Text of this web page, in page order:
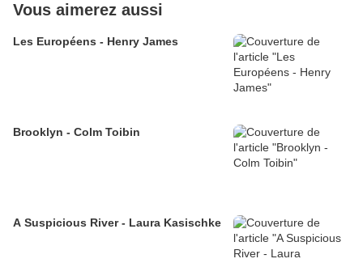
Vous aimerez aussi
Les Européens - Henry James
Brooklyn - Colm Toibin
A Suspicious River - Laura Kasischke